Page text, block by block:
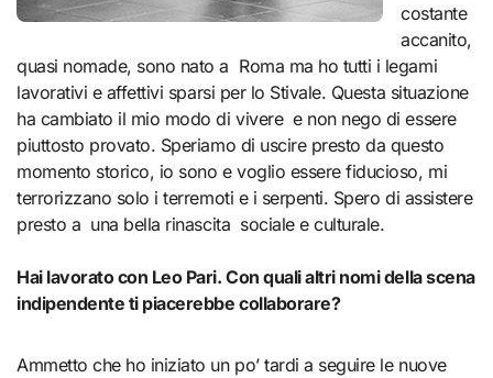
costante
accanito,
quasi nomade, sono nato a Roma ma ho tutti i legami
lavorativi e affettivi sparsi per lo Stivale. Questa situazione
ha cambiato il mio modo di vivere e non nego di essere
piuttosto provato. Speriamo di uscire presto da questo
momento storico, io sono e voglio essere fiducioso, mi
terrorizzano solo i terremoti e i serpenti. Spero di assistere
presto a una bella rinascita sociale e culturale.
Hai lavorato con Leo Pari. Con quali altri nomi della scena
indipendente ti piacerebbe collaborare?
Ammetto che ho iniziato un po’ tardi a seguire le nuove